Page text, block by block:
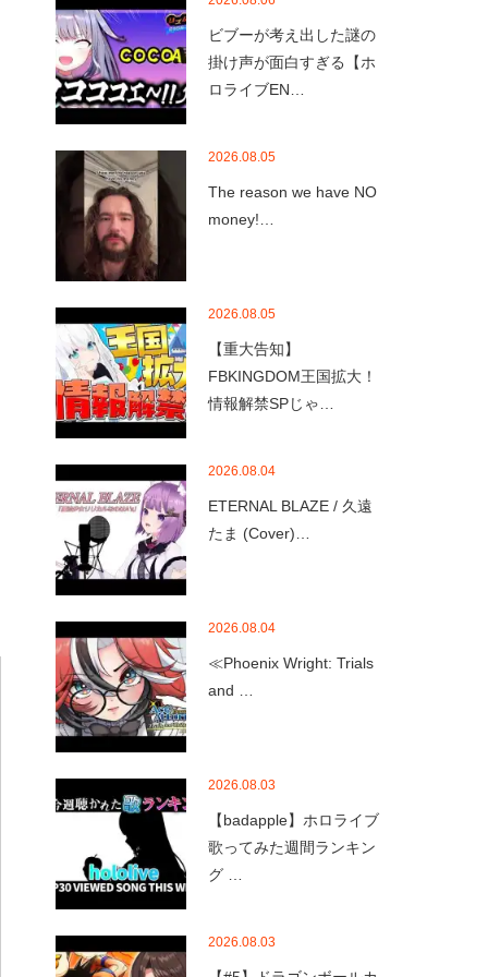
ビブーが考え出した謎の
掛け声が面白すぎる【ホ
ロライブEN…
2026.08.05
The reason we have NO
money!…
2026.08.05
【重大告知】
FBKINGDOM王国拡大！
情報解禁SPじゃ…
2026.08.04
ETERNAL BLAZE / 久遠
たま (Cover)…
2026.08.04
≪Phoenix Wright: Trials
and …
2026.08.03
【badapple】ホロライブ
歌ってみた週間ランキン
グ …
2026.08.03